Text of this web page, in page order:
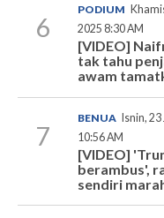
6
PODIUM
2025 8:30 AM
[VIDEO]
tak tahu
awam
7
BENUA
Isnin,
10:56 AM
[VIDEO]
berambus',
sendiri